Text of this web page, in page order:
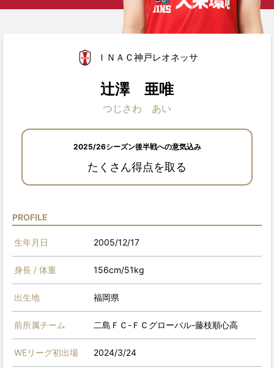
ＩＮＡＣ神戸レオネッサ
辻澤 亜唯
つじさわ あい
2025/26シーズン後半戦への意気込み
たくさん得点を取る
PROFILE
生年月日 2005/12/17
身長 / 体重 156cm/51kg
出生地 福岡県
前所属チーム 二島ＦＣ-ＦＣグローバル-藤枝順心高
WEリーグ初出場 2024/3/24